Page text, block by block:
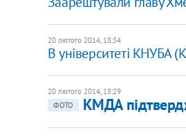
20 лютого 2014, 18:34
В університеті КНУБА
20 лютого 2014, 18:29
ФОТО
КМДА